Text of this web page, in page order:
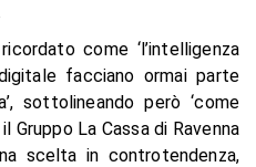
come ‘l’intelligenza
facciano ormai parte
sottolineando però ‘come
Gruppo La Cassa di Ravenna
scelta in controtendenza,